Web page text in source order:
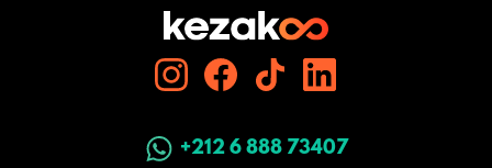
+212 6 888 73407